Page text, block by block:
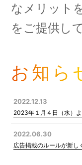
なメリット
をご提供し
お知ら
2022.12.13
2023年１月４日（水）
2022.06.30
広告掲載のルールが新し